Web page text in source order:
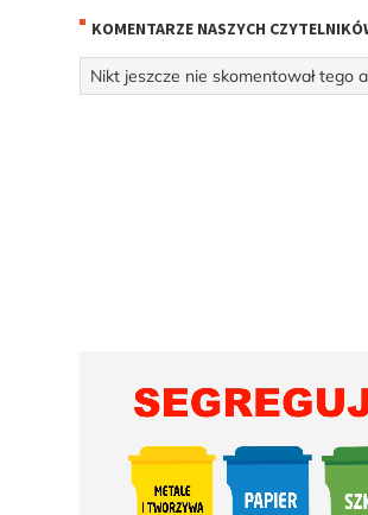
KOMENTARZE NASZYCH
Nikt jeszcze nie skomentował tego